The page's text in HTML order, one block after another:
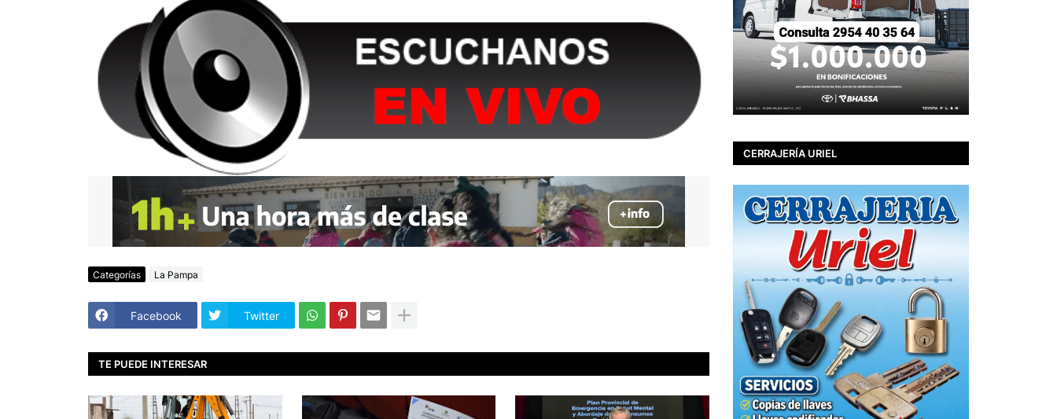
Categorías La Pampa
Facebook Twitter
TE PUEDE INTERESAR
CERRAJERÍA URIEL